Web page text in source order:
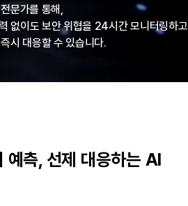
전문가를 통해,
없이도 보안 위협을 24시간 모니터링하고
시 대응할 수 있습니다.
예측, 선제 대응하는 AI